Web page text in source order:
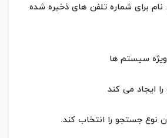
نام برای شماره تلفن های ذخیره شده